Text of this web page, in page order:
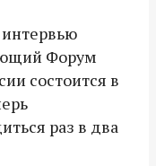
Форум
состоится в
раз в два